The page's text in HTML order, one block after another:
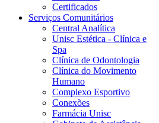
Certificados
Serviços Comunitários
Central Analítica
Unisc Estética - Clínica e
Spa
Clínica de Odontologia
Clínica do Movimento
Humano
Complexo Esportivo
Conexões
Farmácia Unisc